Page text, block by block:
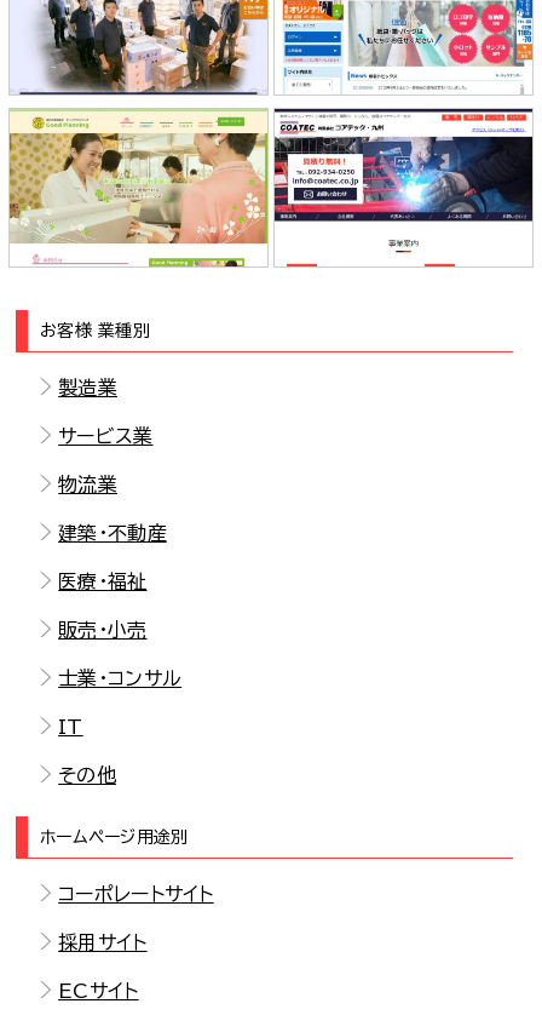
株式会社 三恒 様
山元紙包装社（パッケージショッ
プ）様
株式会社グッドプランニング 様 コアテック・九州 様
お客様 業種別
製造業
サービス業
物流業
建築・不動産
医療・福祉
販売・小売
士業・コンサル
IT
その他
ホームページ用途別
コーポレートサイト
採用サイト
ECサイト